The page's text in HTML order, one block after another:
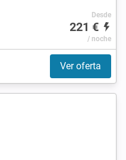
Desde
221 €
/ noche
Ver oferta